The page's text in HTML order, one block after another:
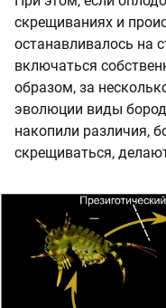
скрещиваниях и
останавливалось на
включаться
образом, за
эволюции виды
накопили различия,
скрещиваться,